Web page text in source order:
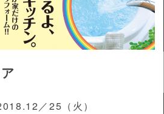
／25（火）